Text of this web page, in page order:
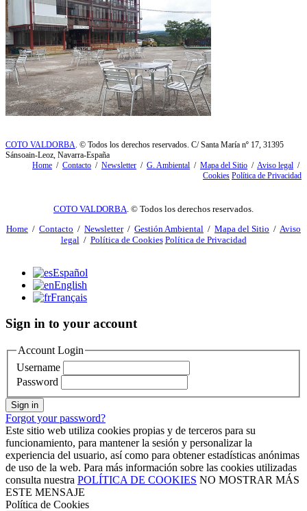
COTO VALDORBA . © Todos los derechos reservados. C/ Santa María nº 17, 31395
Sánsoain-Leoz, Navarra-España
Home / Contacto / Newsletter / G. Ambiental / Mapa del Sitio / Aviso legal /
Cookies Política de Privacidad
COTO VALDORBA . © Todos los derechos reservados.
Home / Contacto / Newsletter/ Gestión Ambiental / Mapa del Sitio / Aviso
legal / Política de Cookies Política de Privacidad
Español
English
Français
Sign in to your account
Account Login
Username
Password
Sign in
Forgot your password?
Este sitio web utiliza cookies propias y de terceros para su
funcionamiento, para mantener la sesión y personalizar la
experiencia del usuario, así como para obtener estadísticas anónimas
de uso de la web. Para más información sobre las cookies utilizadas
consulta nuestra POLÍTICA DE COOKIES NO MOSTRAR MÁS
ESTE MENSAJE
Política de Cookies